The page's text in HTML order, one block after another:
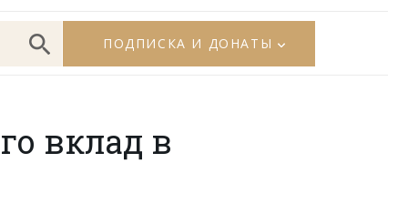
ПОДПИСКА И ДОНАТЫ
вклад в